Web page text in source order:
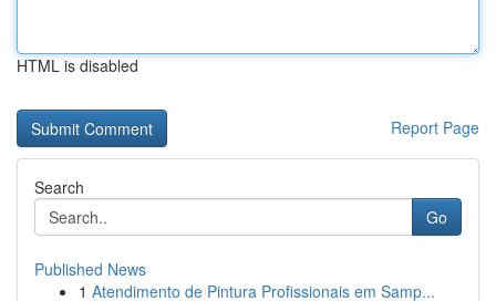
HTML is disabled
Report Page
Search
Go
Published News
1 Atendimento de Pintura Profissionais em Samp...